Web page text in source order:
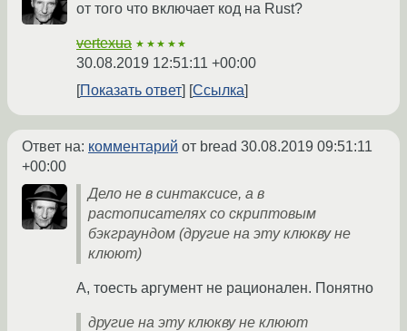
от того что включает код на Rust?
vertexua ★★★★★
30.08.2019 12:51:11 +00:00
Показать ответ
Ссылка
Ответ на: комментарий от bread 30.08.2019 09:51:11
+00:00
Дело не в синтаксисе, а в
растописателях со скриптовым
бэкграундом (другие на эту клюкву не
клюют)
А, тоесть аргумент не рационален. Понятно
другие на эту клюкву не клюют